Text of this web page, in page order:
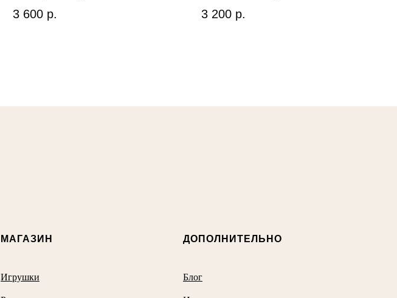
3 600 р. 3 200 р.
МАГАЗИН
Игрушки
ДОПОЛНИТЕЛЬНО
Блог